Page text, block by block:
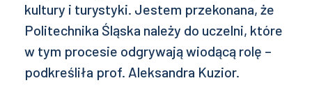
kultury i turystyki. Jestem przekonana, że
Politechnika Śląska należy do uczelni, które
w tym procesie odgrywają wiodącą rolę –
podkreśliła prof. Aleksandra Kuzior.